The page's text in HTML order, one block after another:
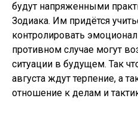
будут напряженными
Зодиака. Им придётся
контролировать
противном случае могут
ситуации в будущем. Так
августа ждут терпение, а
отношение к делам и